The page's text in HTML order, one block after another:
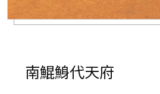
南鯤鯓代天府